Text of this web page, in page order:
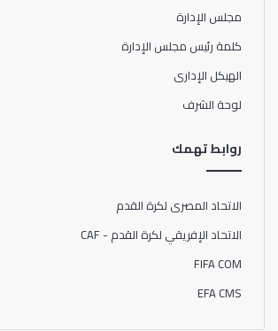
مجلس الإدارة
كلمة رئيس مجلس الإدارة
الهيكل الإدارى
لوحة الشرف
روابط تهمك
الاتحاد المصرى لكرة القدم
الاتحاد الإفريقي لكرة القدم - CAF
FIFA COM
EFA CMS